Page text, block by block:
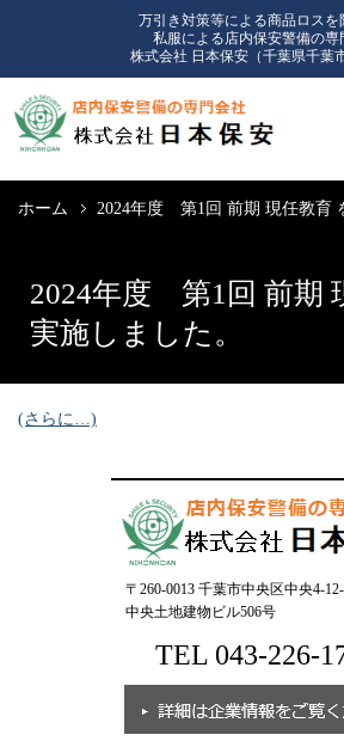
万引き対策等による商品ロスを
私服による店内保安警備の専
株式会社 日本保安（千葉県千葉
ホーム 2024年度 第1回 前期 現任教育
2024年度 第1回 前期
実施しました。
(さらに…)
〒260-0013 千葉市中央区中央4-
中央土地建物ビル506号
TEL 043-226-